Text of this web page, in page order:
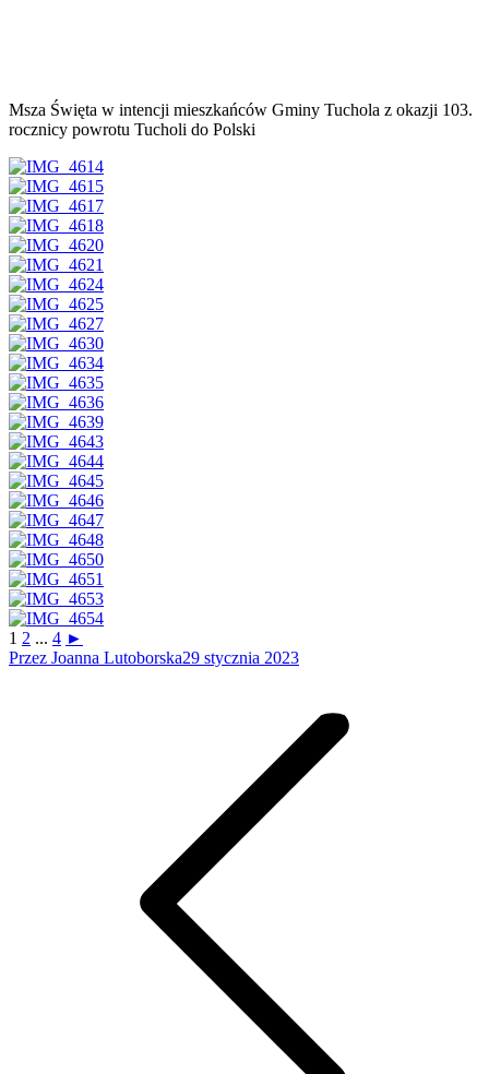
Msza Święta w intencji mieszkańców Gminy Tuchola z okazji 103.
rocznicy powrotu Tucholi do Polski
1 2 ... 4 ►
Przez Joanna Lutoborska29 stycznia 2023